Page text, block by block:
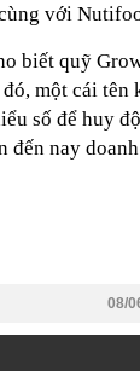
với
biết quỹ
một cái tên
số để huy
nay
08/